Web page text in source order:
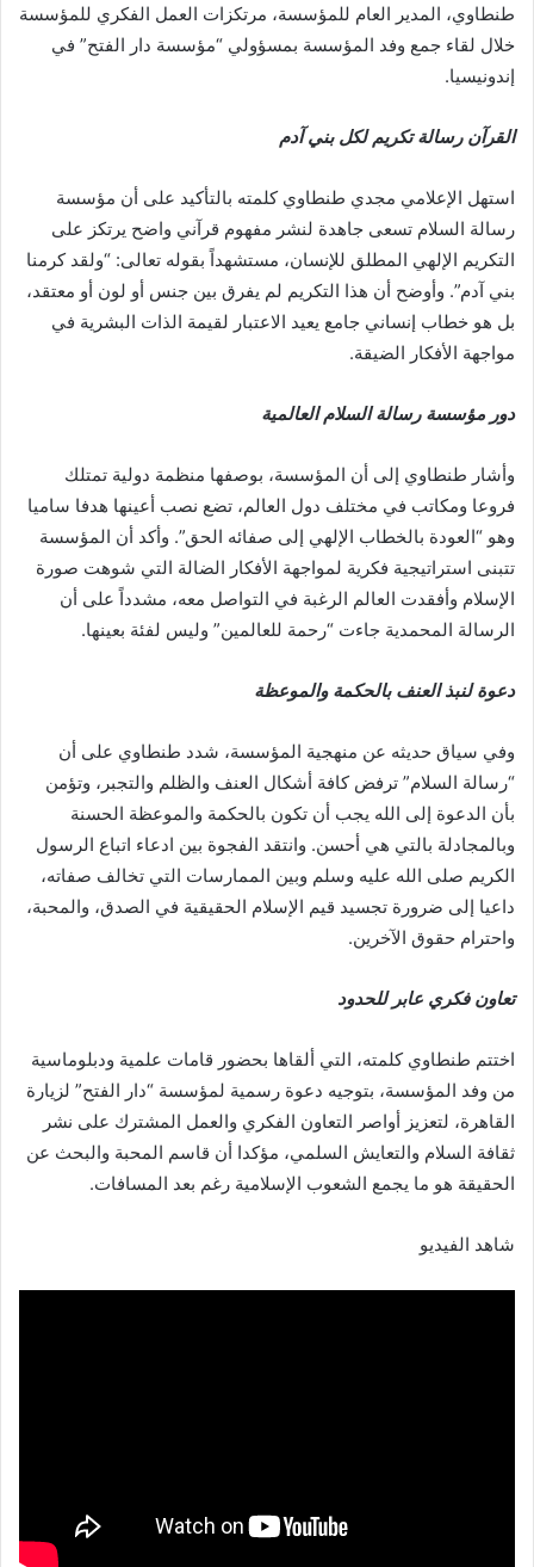
طنطاوي، المدير العام للمؤسسة، مرتكزات العمل الفكري للمؤسسة
خلال لقاء جمع وفد المؤسسة بمسؤولي “مؤسسة دار الفتح” في
إندونيسيا.
القرآن رسالة تكريم لكل بني آدم
استهل الإعلامي مجدي طنطاوي كلمته بالتأكيد على أن مؤسسة
رسالة السلام تسعى جاهدة لنشر مفهوم قرآني واضح يرتكز على
التكريم الإلهي المطلق للإنسان، مستشهداً بقوله تعالى: “ولقد كرمنا
بني آدم”. وأوضح أن هذا التكريم لم يفرق بين جنس أو لون أو معتقد،
بل هو خطاب إنساني جامع يعيد الاعتبار لقيمة الذات البشرية في
مواجهة الأفكار الضيقة.
دور مؤسسة رسالة السلام العالمية
وأشار طنطاوي إلى أن المؤسسة، بوصفها منظمة دولية تمتلك
فروعا ومكاتب في مختلف دول العالم، تضع نصب أعينها هدفا ساميا
وهو “العودة بالخطاب الإلهي إلى صفائه الحق”. وأكد أن المؤسسة
تتبنى استراتيجية فكرية لمواجهة الأفكار الضالة التي شوهت صورة
الإسلام وأفقدت العالم الرغبة في التواصل معه، مشدداً على أن
الرسالة المحمدية جاءت “رحمة للعالمين” وليس لفئة بعينها.
دعوة لنبذ العنف بالحكمة والموعظة
وفي سياق حديثه عن منهجية المؤسسة، شدد طنطاوي على أن
“رسالة السلام” ترفض كافة أشكال العنف والظلم والتجبر، وتؤمن
بأن الدعوة إلى الله يجب أن تكون بالحكمة والموعظة الحسنة
وبالمجادلة بالتي هي أحسن. وانتقد الفجوة بين ادعاء اتباع الرسول
الكريم صلى الله عليه وسلم وبين الممارسات التي تخالف صفاته،
داعيا إلى ضرورة تجسيد قيم الإسلام الحقيقية في الصدق، والمحبة،
واحترام حقوق الآخرين.
تعاون فكري عابر للحدود
اختتم طنطاوي كلمته، التي ألقاها بحضور قامات علمية ودبلوماسية
من وفد المؤسسة، بتوجيه دعوة رسمية لمؤسسة “دار الفتح” لزيارة
القاهرة، لتعزيز أواصر التعاون الفكري والعمل المشترك على نشر
ثقافة السلام والتعايش السلمي، مؤكدا أن قاسم المحبة والبحث عن
الحقيقة هو ما يجمع الشعوب الإسلامية رغم بعد المسافات.
شاهد الفيديو